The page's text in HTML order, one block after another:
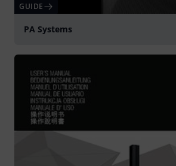
GUIDE
PA Systems